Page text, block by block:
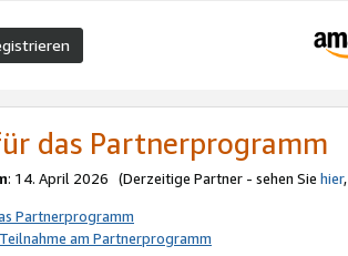
das Partnerprogramm
: 14. April 2026 (Derzeitige Partner - sehen Sie hier,
Partnerprogramm
am Partnerprogramm